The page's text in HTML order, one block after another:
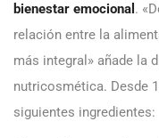
bienestar emocional .
relación entre la
más integral» añade la
nutricosmética. Desde
siguientes ingredientes: